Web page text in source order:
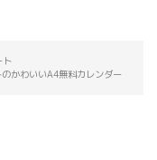
ト
かわいいA4無料カレンダー